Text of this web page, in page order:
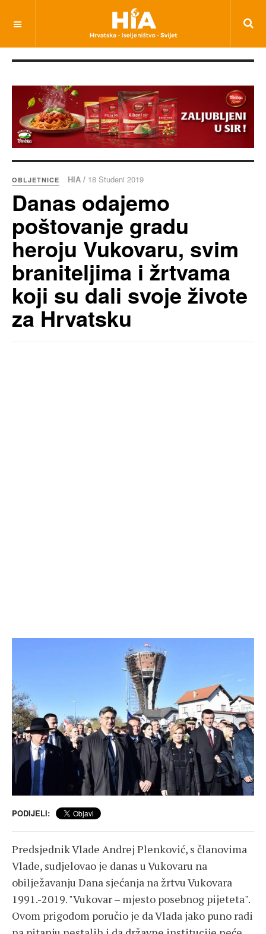
OBLJETNICE HIA / 18 Studeni 2019
Danas odajemo
poštovanje gradu
heroju Vukovaru, svim
braniteljima i žrtvama
koji su dali svoje živote
za Hrvatsku
PODIJELI:
Predsjednik Vlade Andrej Plenković, s članovima
Vlade, sudjelovao je danas u Vukovaru na
obilježavanju Dana sjećanja na žrtvu Vukovara
1991.-2019. "Vukovar – mjesto posebnog pijeteta".
Ovom prigodom poručio je da Vlada jako puno radi